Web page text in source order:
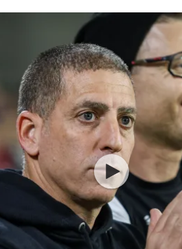
הפועל תל אביב
הפועל חיפה
הפועל באר שבע
מכבי נתניה
בני יהודה
ליגה סינית
ליגות נוספות